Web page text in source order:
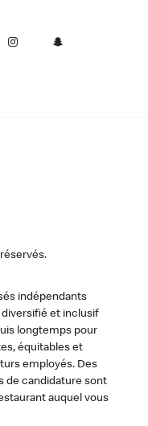
indépendants
diversifié et inclusif
longtemps pour
équitables et
employés. Des
de candidature sont
auquel vous